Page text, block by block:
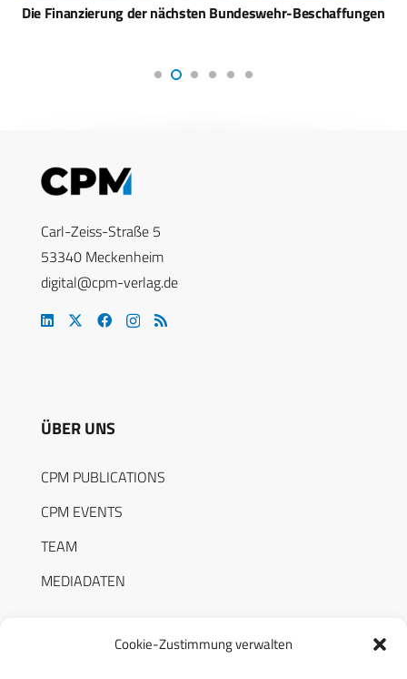
Cookie-Zustimmung verwalten
Die Finanzierung der nächsten Bundeswehr-Beschaffungen
Carl-Zeiss-Straße 5
53340 Meckenheim
digital@cpm-verlag.de
ÜBER UNS
CPM PUBLICATIONS
CPM EVENTS
TEAM
MEDIADATEN